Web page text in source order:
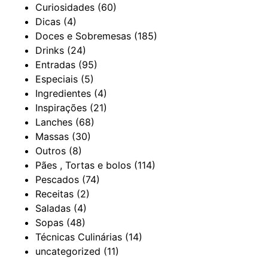
Curiosidades (60)
Dicas (4)
Doces e Sobremesas (185)
Drinks (24)
Entradas (95)
Especiais (5)
Ingredientes (4)
Inspirações (21)
Lanches (68)
Massas (30)
Outros (8)
Pães , Tortas e bolos (114)
Pescados (74)
Receitas (2)
Saladas (4)
Sopas (48)
Técnicas Culinárias (14)
uncategorized (11)